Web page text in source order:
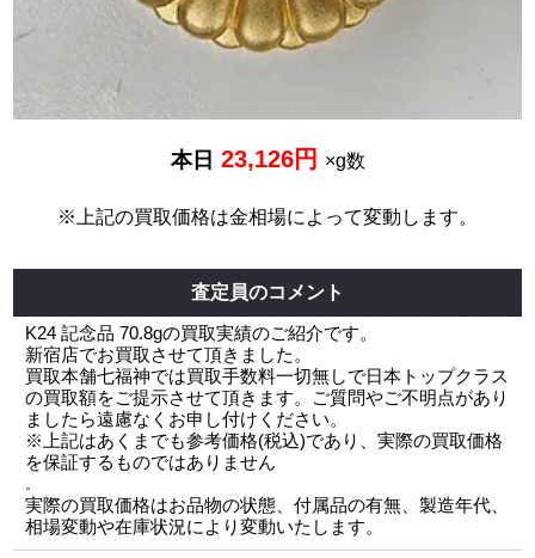
本日 23,126円 ×g数
※上記の買取価格は金相場によって変動します。
査定員のコメント
K24 記念品 70.8gの買取実績のご紹介です。
新宿店でお買取させて頂きました。
買取本舗七福神では買取手数料一切無しで日本トップクラス
の買取額をご提示させて頂きます。ご質問やご不明点があり
ましたら遠慮なくお申し付けください。
※上記はあくまでも参考価格(税込)であり、実際の買取価格
を保証するものではありません
。
実際の買取価格はお品物の状態、付属品の有無、製造年代、
相場変動や在庫状況により変動いたします。